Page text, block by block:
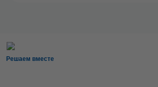
Решаем вместе